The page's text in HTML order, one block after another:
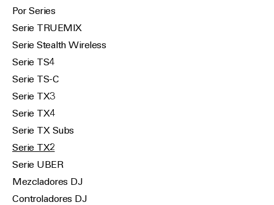
Por Series
Serie TRUEMIX
Serie Stealth Wireless
Serie TS4
Serie TS-C
Serie TX3
Serie TX4
Serie TX Subs
Serie TX2
Serie UBER
Mezcladores DJ
Controladores DJ